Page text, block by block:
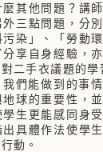
其他問題？講
三點問題，分
染」、「勞動
享自身經驗，
二手衣議題的學
們能做到的事
球的重要性，
生更能感同身
具體作法使學
動。